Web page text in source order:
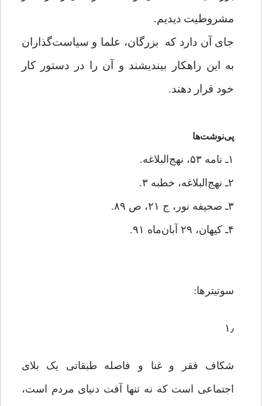
مشروطیت دیدیم.
جای آن دارد که
بزرگان، علما و سیاست‌گذاران
به این راهکار بیندیشند و آن را در دستور کار
خود قرار دهند.
پی‌نوشت‌ها
۱ـ نامه ۵۳، نهج‌البلاغه.
۲ـ نهج‌البلاغه، خطبه ۳.
۳ـ صحیفه نور، ج ۲۱، ص ۸۹.
۴ـ کیهان، ۲۹ آبان‌ماه ۹۱.
سوتیترها:
۱٫
شکاف فقر و غنا و فاصله طبقاتی یک بلای
اجتماعی است که نه تنها آفت دنیای مردم است،